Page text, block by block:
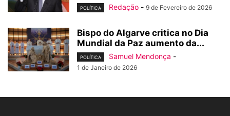
POLÍTICA Redação - 9 de Fevereiro de 2026
Bispo do Algarve critica no Dia
Mundial da Paz aumento da...
POLÍTICA Samuel Mendonça -
1 de Janeiro de 2026